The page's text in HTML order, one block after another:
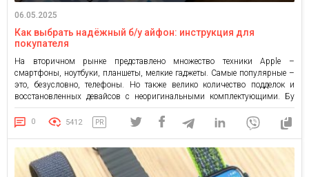
06.05.2025
Как выбрать надёжный б/у айфон: инструкция для
покупателя
На вторичном рынке представлено множество техники Apple –
смартфоны, ноутбуки, планшеты, мелкие гаджеты. Самые популярные –
это, безусловно, телефоны. Но также велико количество подделок и
восстановленных девайсов с неоригинальными комплектующими. Бу
Айфон можно самостоятельно проверить, чтобы убедиться в его
подлинности. Рассмотрим основные способы. Как сделать покупку бу
Айфона безопасной iPhone с некачественными запчастями плохо
0 5412 PR